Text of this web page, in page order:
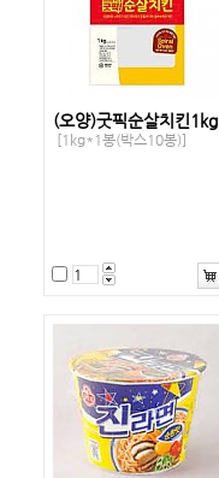
(오양)굿픽순살치킨1kg
[1kg*1봉(박스10봉)]